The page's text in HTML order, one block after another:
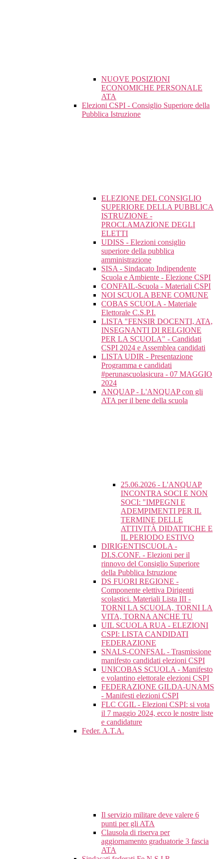
NUOVE POSIZIONI
ECONOMICHE PERSONALE
ATA
Elezioni CSPI - Consiglio Superiore della
Pubblica Istruzione
ELEZIONE DEL CONSIGLIO
SUPERIORE DELLA PUBBLICA
ISTRUZIONE -
PROCLAMAZIONE DEGLI
ELETTI
UDISS - Elezioni consiglio
superiore della pubblica
amministrazione
SISA - Sindacato Indipendente
Scuola e Ambiente - Elezione CSPI
CONFAIL-Scuola - Materiali CSPI
NOI SCUOLA BENE COMUNE
COBAS SCUOLA - Materiale
Elettorale C.S.P.I.
LISTA "FENSIR DOCENTI, ATA,
INSEGNANTI DI RELGIONE
PER LA SCUOLA" - Candidati
CSPI 2024 e Assemblea candidati
LISTA UDIR - Presentazione
Programma e candidati
#perunascuolasicura - 07 MAGGIO
2024
ANQUAP - L'ANQUAP con gli
ATA per il bene della scuola
25.06.2026 - L'ANQUAP
INCONTRA SOCI E NON
SOCI: "IMPEGNI E
ADEMPIMENTI PER IL
TERMINE DELLE
ATTIVITÀ DIDATTICHE E
IL PERIODO ESTIVO
DIRIGENTISCUOLA -
DI.S.CONF. - Elezioni per il
rinnovo del Consiglio Superiore
della Pubblica Istruzione
DS FUORI REGIONE -
Componente elettiva Dirigenti
scolastici. Materiali Lista III -
TORNI LA SCUOLA, TORNI LA
VITA, TORNA ANCHE TU
UIL SCUOLA RUA - ELEZIONI
CSPI: LISTA CANDIDATI
FEDERAZIONE
SNALS-CONFSAL - Trasmissione
manifesto candidati elezioni CSPI
UNICOBAS SCUOLA - Manifesto
e volantino elettorale elezioni CSPI
FEDERAZIONE GILDA-UNAMS
- Manifesti elezioni CSPI
FLC CGIL - Elezioni CSPI: si vota
il 7 maggio 2024, ecco le nostre liste
e candidature
Feder. A.T.A.
Il servizio militare deve valere 6
punti per gli ATA
Clausola di riserva per
aggiornamento graduatorie 3 fascia
ATA